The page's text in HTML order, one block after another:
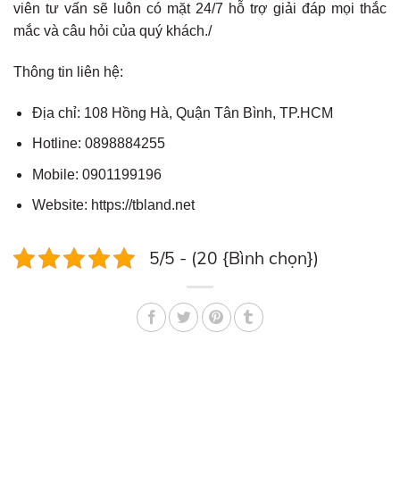
viên tư vấn sẽ luôn có mặt 24/7 hỗ trợ giải đáp mọi thắc
mắc và câu hỏi của quý khách./
Thông tin liên hệ:
Địa chỉ: 108 Hồng Hà, Quận Tân Bình, TP.HCM
Hotline: 0898884255
Mobile: 0901199196
Website: https://tbland.net
5/5 - (20 {Bình chọn})